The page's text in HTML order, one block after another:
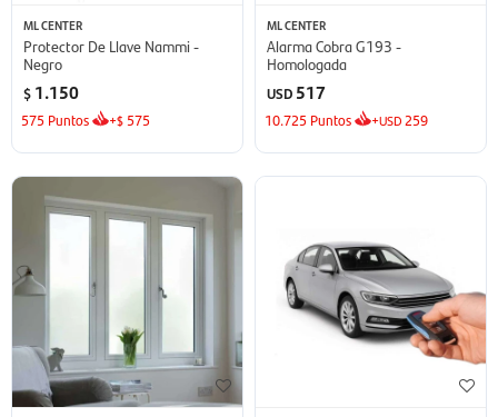
ML CENTER
Protector De Llave Nammi -
Negro
$ 1.150
575 Puntos +$ 575
ML CENTER
Alarma Cobra G193 -
Homologada
USD 517
10.725 Puntos +USD 259